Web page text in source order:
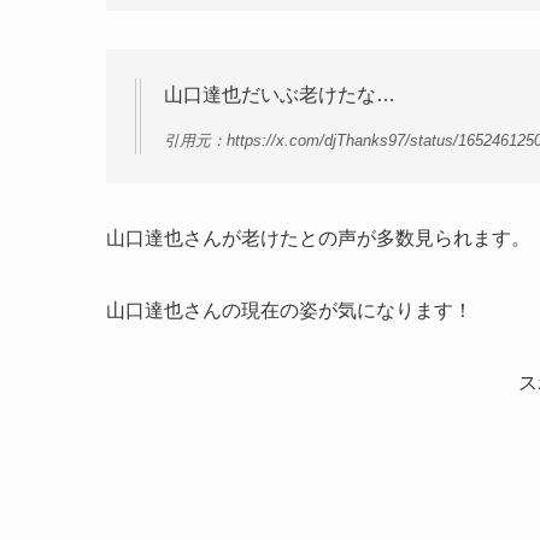
山口達也だいぶ老けたな…
引用元：https://x.com/djThanks97/status/
山口達也さんが老けたとの声が多数見られます。
山口達也さんの現在の姿が気になります！